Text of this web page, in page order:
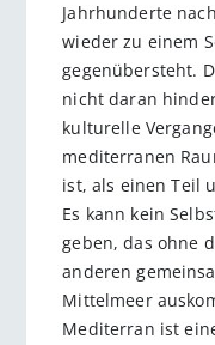
Jahrhunderte
wieder zu einem
gegenübersteht.
nicht daran
kulturelle
mediterranen
ist, als einen Teil
Es kann kein
geben, das ohne
anderen
Mittelmeer
Mediterran ist